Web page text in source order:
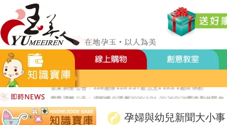
好YUN香隨束口袋DIY2026-8月活動報名
營業調整公告：員工教育訓練115.8.1週六全館不對外開放
營業調整公告：115.7.18週六至115.7.19週日休館
營業調整公告：端午連假115.6.19週五至115.6.21週日休館
營業調整公告：五一勞動節連假115.5.1週五至115.5.4週一休館
營業調整公告：兒童節/清明連假115.4.3週五至115.4.6週一休館
營業調整公告：場館櫃位調整2026/1/31-2026/2/28暫停對外開放
公司總機服務專線02-89669762
玉美人，竭誠歡迎您的加入~新加入會員送購物金100元~
孕婦與幼兒新聞大小事